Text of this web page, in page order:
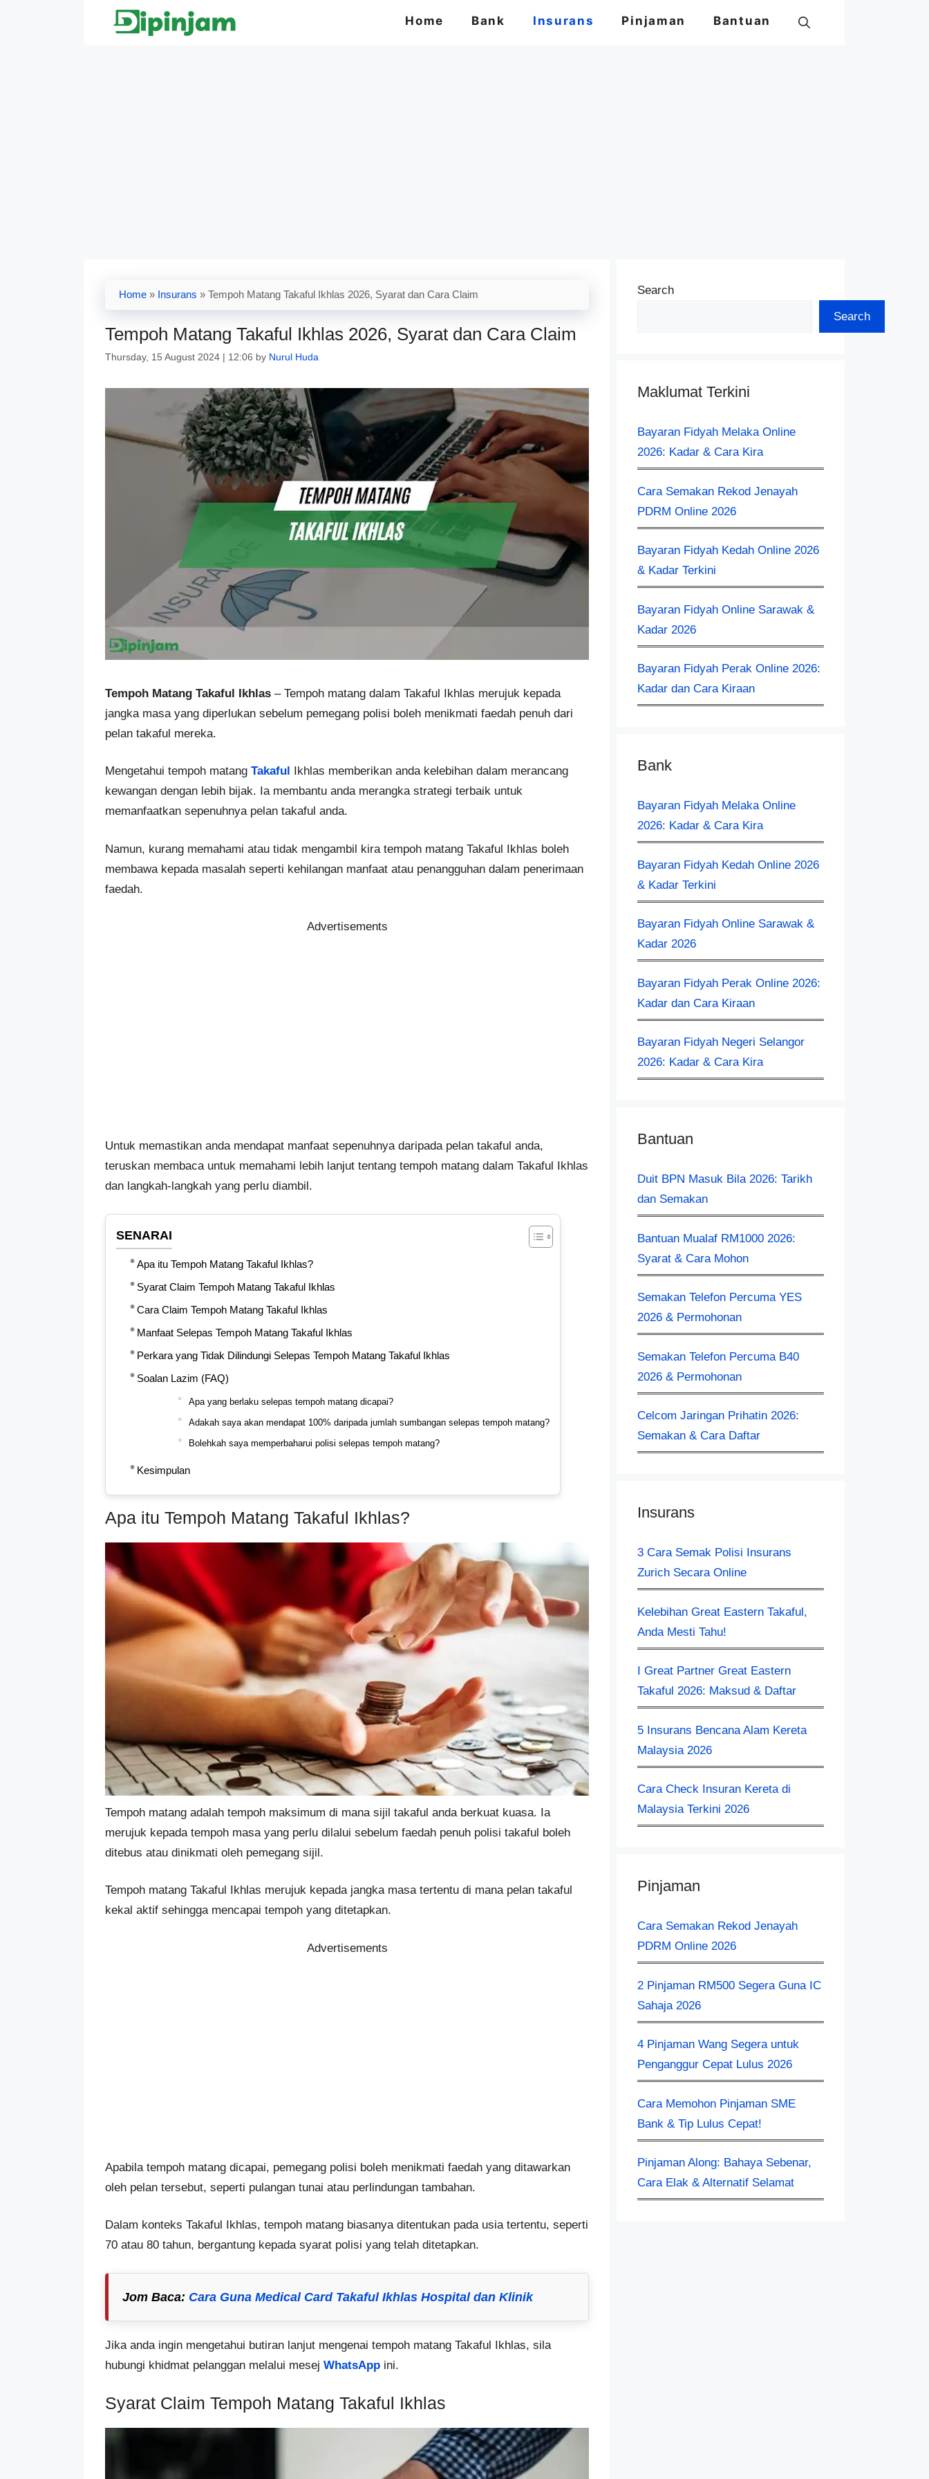
Home Bank Insurans Pinjaman Bantuan
Home » Insurans » Tempoh Matang Takaful Ikhlas 2026, Syarat dan Cara Claim
Tempoh Matang Takaful Ikhlas 2026, Syarat dan Cara Claim
Thursday, 15 August 2024 | 12:06 by Nurul Huda
Tempoh Matang Takaful Ikhlas – Tempoh matang dalam Takaful Ikhlas merujuk kepada
jangka masa yang diperlukan sebelum pemegang polisi boleh menikmati faedah penuh dari
pelan takaful mereka.
Mengetahui tempoh matang Takaful
Ikhlas memberikan anda kelebihan dalam merancang
kewangan dengan lebih bijak. Ia membantu anda merangka strategi terbaik untuk
memanfaatkan sepenuhnya pelan takaful anda.
Namun, kurang memahami atau tidak mengambil kira tempoh matang Takaful Ikhlas boleh
membawa kepada masalah seperti kehilangan manfaat atau penangguhan dalam penerimaan
faedah.
Advertisements
Untuk memastikan anda mendapat manfaat sepenuhnya daripada pelan takaful anda,
teruskan membaca untuk memahami lebih lanjut tentang tempoh matang dalam Takaful Ikhlas
dan langkah-langkah yang perlu diambil.
SENARAI
Apa itu Tempoh Matang Takaful Ikhlas?
Syarat Claim Tempoh Matang Takaful Ikhlas
Cara Claim Tempoh Matang Takaful Ikhlas
Manfaat Selepas Tempoh Matang Takaful Ikhlas
Perkara yang Tidak Dilindungi Selepas Tempoh Matang Takaful Ikhlas
Soalan Lazim (FAQ)
Apa yang berlaku selepas tempoh matang dicapai?
Adakah saya akan mendapat 100% daripada jumlah sumbangan selepas tempoh matang?
Bolehkah saya memperbaharui polisi selepas tempoh matang?
Kesimpulan
Apa itu Tempoh Matang Takaful Ikhlas?
Tempoh matang adalah tempoh maksimum di mana sijil takaful anda berkuat kuasa. Ia
merujuk kepada tempoh masa yang perlu dilalui sebelum faedah penuh polisi takaful boleh
ditebus atau dinikmati oleh pemegang sijil.
Tempoh matang Takaful Ikhlas merujuk kepada jangka masa tertentu di mana pelan takaful
kekal aktif sehingga mencapai tempoh yang ditetapkan.
Advertisements
Apabila tempoh matang dicapai, pemegang polisi boleh menikmati faedah yang ditawarkan
oleh pelan tersebut, seperti pulangan tunai atau perlindungan tambahan.
Dalam konteks Takaful Ikhlas, tempoh matang biasanya ditentukan pada usia tertentu, seperti
70 atau 80 tahun, bergantung kepada syarat polisi yang telah ditetapkan.
Jom Baca: Cara Guna Medical Card Takaful Ikhlas Hospital dan Klinik
Jika anda ingin mengetahui butiran lanjut mengenai tempoh matang Takaful Ikhlas, sila
hubungi khidmat pelanggan melalui mesej WhatsApp ini.
Syarat Claim Tempoh Matang Takaful Ikhlas
Search
Search
Maklumat Terkini
Bayaran Fidyah Melaka Online
2026: Kadar & Cara Kira
Cara Semakan Rekod Jenayah
PDRM Online 2026
Bayaran Fidyah Kedah Online 2026
& Kadar Terkini
Bayaran Fidyah Online Sarawak &
Kadar 2026
Bayaran Fidyah Perak Online 2026:
Kadar dan Cara Kiraan
Bank
Bayaran Fidyah Melaka Online
2026: Kadar & Cara Kira
Bayaran Fidyah Kedah Online 2026
& Kadar Terkini
Bayaran Fidyah Online Sarawak &
Kadar 2026
Bayaran Fidyah Perak Online 2026:
Kadar dan Cara Kiraan
Bayaran Fidyah Negeri Selangor
2026: Kadar & Cara Kira
Bantuan
Duit BPN Masuk Bila 2026: Tarikh
dan Semakan
Bantuan Mualaf RM1000 2026:
Syarat & Cara Mohon
Semakan Telefon Percuma YES
2026 & Permohonan
Semakan Telefon Percuma B40
2026 & Permohonan
Celcom Jaringan Prihatin 2026:
Semakan & Cara Daftar
Insurans
3 Cara Semak Polisi Insurans
Zurich Secara Online
Kelebihan Great Eastern Takaful,
Anda Mesti Tahu!
I Great Partner Great Eastern
Takaful 2026: Maksud & Daftar
5 Insurans Bencana Alam Kereta
Malaysia 2026
Cara Check Insuran Kereta​ di
Malaysia Terkini 2026
Pinjaman
Cara Semakan Rekod Jenayah
PDRM Online 2026
2 Pinjaman RM500 Segera Guna IC
Sahaja 2026
4 Pinjaman Wang Segera untuk
Penganggur Cepat Lulus 2026
Cara Memohon Pinjaman SME
Bank & Tip Lulus Cepat!
Pinjaman Along: Bahaya Sebenar,
Cara Elak & Alternatif Selamat